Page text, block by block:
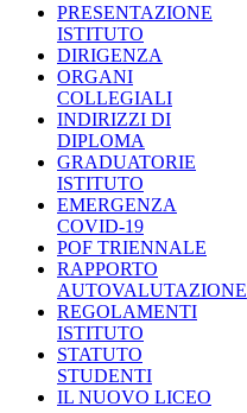
PRESENTAZIONE
ISTITUTO
DIRIGENZA
ORGANI
COLLEGIALI
INDIRIZZI DI
DIPLOMA
GRADUATORIE
ISTITUTO
EMERGENZA
COVID-19
POF TRIENNALE
RAPPORTO
AUTOVALUTAZIONE
REGOLAMENTI
ISTITUTO
STATUTO
STUDENTI
IL NUOVO LICEO